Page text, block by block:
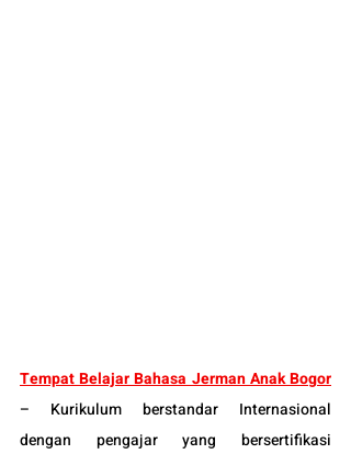
Tempat Belajar Bahasa Jerman Anak Bogor
– Kurikulum berstandar Internasional
dengan pengajar yang bersertifikasi